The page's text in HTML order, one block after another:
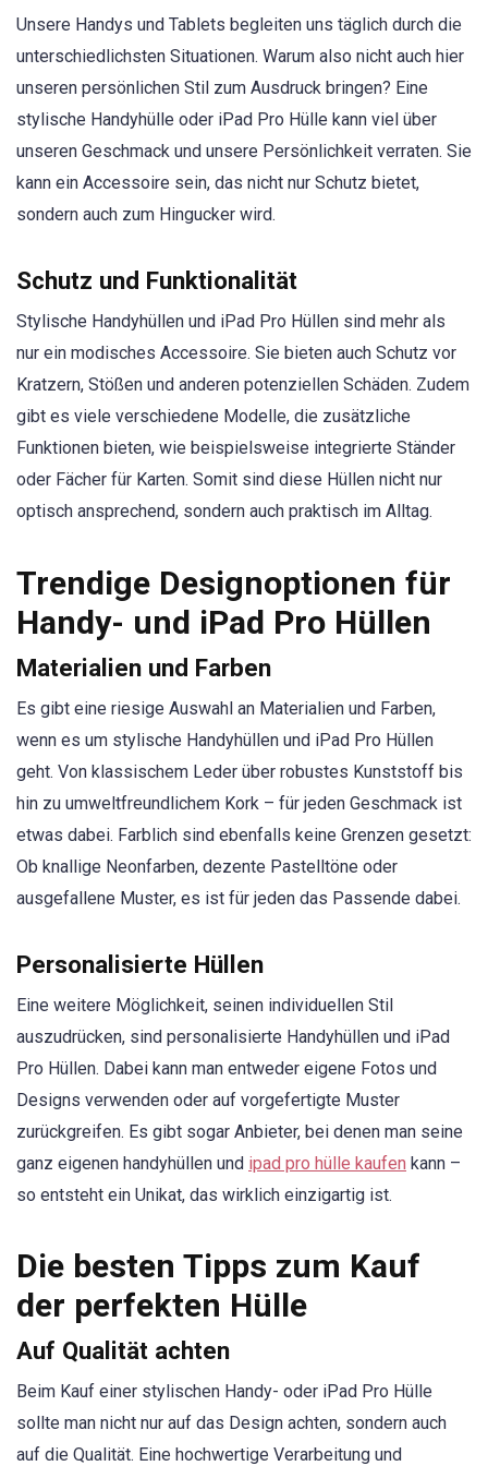
Unsere Handys und Tablets begleiten uns täglich durch die
unterschiedlichsten Situationen. Warum also nicht auch hier
unseren persönlichen Stil zum Ausdruck bringen? Eine
stylische Handyhülle oder iPad Pro Hülle kann viel über
unseren Geschmack und unsere Persönlichkeit verraten. Sie
kann ein Accessoire sein, das nicht nur Schutz bietet,
sondern auch zum Hingucker wird.
Schutz und Funktionalität
Stylische Handyhüllen und iPad Pro Hüllen sind mehr als
nur ein modisches Accessoire. Sie bieten auch Schutz vor
Kratzern, Stößen und anderen potenziellen Schäden. Zudem
gibt es viele verschiedene Modelle, die zusätzliche
Funktionen bieten, wie beispielsweise integrierte Ständer
oder Fächer für Karten. Somit sind diese Hüllen nicht nur
optisch ansprechend, sondern auch praktisch im Alltag.
Trendige Designoptionen für
Handy- und iPad Pro Hüllen
Materialien und Farben
Es gibt eine riesige Auswahl an Materialien und Farben,
wenn es um stylische Handyhüllen und iPad Pro Hüllen
geht. Von klassischem Leder über robustes Kunststoff bis
hin zu umweltfreundlichem Kork – für jeden Geschmack ist
etwas dabei. Farblich sind ebenfalls keine Grenzen gesetzt:
Ob knallige Neonfarben, dezente Pastelltöne oder
ausgefallene Muster, es ist für jeden das Passende dabei.
Personalisierte Hüllen
Eine weitere Möglichkeit, seinen individuellen Stil
auszudrücken, sind personalisierte Handyhüllen und iPad
Pro Hüllen. Dabei kann man entweder eigene Fotos und
Designs verwenden oder auf vorgefertigte Muster
zurückgreifen. Es gibt sogar Anbieter, bei denen man seine
ganz eigenen handyhüllen und ipad pro hülle kaufen kann –
so entsteht ein Unikat, das wirklich einzigartig ist.
Die besten Tipps zum Kauf
der perfekten Hülle
Auf Qualität achten
Beim Kauf einer stylischen Handy- oder iPad Pro Hülle
sollte man nicht nur auf das Design achten, sondern auch
auf die Qualität. Eine hochwertige Verarbeitung und